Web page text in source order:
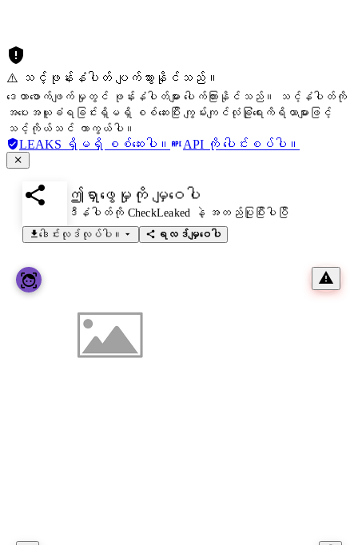
⚠️ သင့်ဖုန်းနံပါတ် ပျက်သွားနိုင်သည်။
ဒေတာဖောက်ဖျက်မှုတွင် ဖုန်းနံပါတ်များ ပေါက်ကြားနိုင်သည်။ သင့်နံပါတ်ကို
အပေးအယူခံရခြင်းရှိမရှိ စစ်ဆေးပြီး ကျွမ်းကျင်လုံခြုံရေးကိရိယာများဖြင့်
သင့်ကိုယ်သင် ကာကွယ်ပါ။
LEAKS ရှိမရှိ စစ်ဆေးပါ။ API ကို ပေါင်းစပ်ပါ။
ဤရှာဖွေမှုကို မျှဝေပါ
ဒီနံပါတ်ကို CheckLeaked နဲ့ အတည်ပြုပြီးပါပြီ
ဒေါင်းလုဒ်လုပ်ပါ။
ရလဒ်မျှဝေပါ